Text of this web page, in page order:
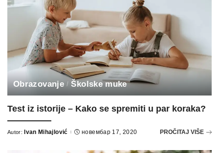
Obrazovanje Školske muke
Test iz istorije – Kako se spremiti u par koraka?
Posted
Autor: Ivan Mihajlović новембар 17, 2020 PROČITAJ VIŠE